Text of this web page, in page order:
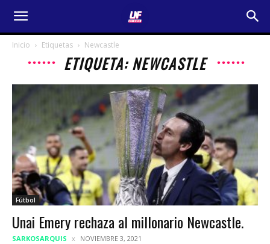
Inicio Etiquetas Newcastle
ETIQUETA: NEWCASTLE
Fútbol
Unai Emery rechaza al millonario Newcastle.
SARKOSARQUIS NOVIEMBRE 3, 2021